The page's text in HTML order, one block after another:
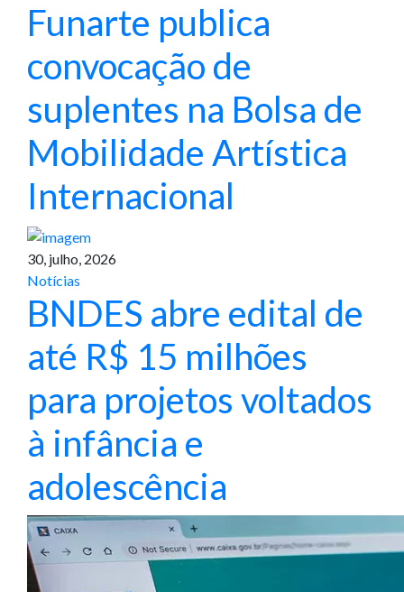
Funarte publica
convocação de
suplentes na Bolsa de
Mobilidade Artística
Internacional
30, julho, 2026
Notícias
BNDES abre edital de
até R$ 15 milhões
para projetos voltados
à infância e
adolescência